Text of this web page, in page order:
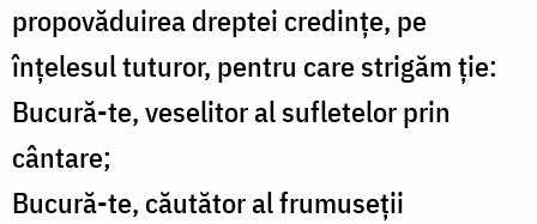
propovăduirea dreptei credințe, pe
înțelesul tuturor, pentru care strigăm ție:
Bucură-te, veselitor al sufletelor prin
cântare;
Bucură-te, căutător al frumuseții